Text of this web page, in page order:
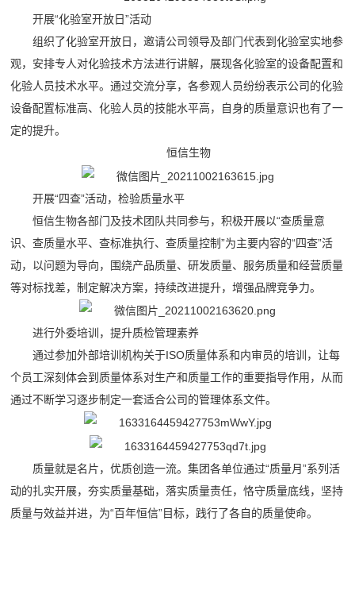
开展“化验室开放日”活动
组织了化验室开放日，邀请公司领导及部门代表到化验室实地参
观，安排专人对化验技术方法进行讲解，展现各化验室的设备配置和
化验人员技术水平。通过交流分享，各参观人员纷纷表示公司的化验
设备配置标准高、化验人员的技能水平高，自身的质量意识也有了一
定的提升。
恒信生物
开展“四查”活动，检验质量水平
恒信生物各部门及技术团队共同参与，积极开展以“查质量意
识、查质量水平、查标准执行、查质量控制”为主要内容的“四查”活
动，以问题为导向，围绕产品质量、研发质量、服务质量和经营质量
等对标找差，制定解决方案，持续改进提升，增强品牌竞争力。
进行外委培训，提升质检管理素养
通过参加外部培训机构关于ISO质量体系和内审员的培训，让每
个员工深刻体会到质量体系对生产和质量工作的重要指导作用，从而
通过不断学习逐步制定一套适合公司的管理体系文件。
质量就是名片，优质创造一流。集团各单位通过“质量月”系列活
动的扎实开展，夯实质量基础，落实质量责任，恪守质量底线，坚持
质量与效益并进，为“百年恒信”目标，践行了各自的质量使命。